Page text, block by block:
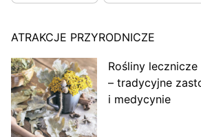
ATRAKCJE PRZYRODNICZE
Rośliny lecznicze
– tradycyjne
i medycynie